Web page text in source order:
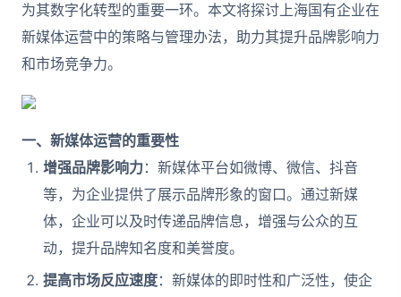
为其数字化转型的重要一环。本文将探讨上海国有企业在
新媒体运营中的策略与管理办法，助力其提升品牌影响力
和市场竞争力。
一、新媒体运营的重要性
增强品牌影响力：新媒体平台如微博、微信、抖音
等，为企业提供了展示品牌形象的窗口。通过新媒
体，企业可以及时传递品牌信息，增强与公众的互
动，提升品牌知名度和美誉度。
提高市场反应速度：新媒体的即时性和广泛性，使企